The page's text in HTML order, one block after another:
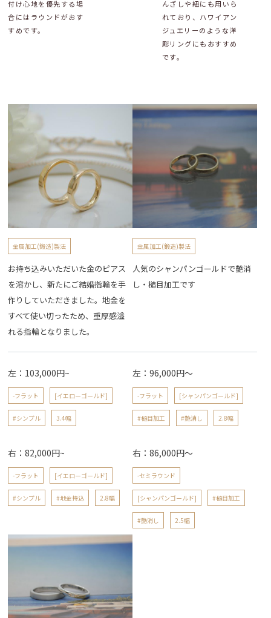
付け心地を優先する場
合にはラウンドがおす
すめです。
んざしや紐にも用いら
れており、ハワイアン
ジュエリーのような洋
彫リングにもおすすめ
です。
金属加工(鍛造)製法
お持ち込みいただいた金のピアス
を溶かし、新たにご結婚指輪を手
作りしていただきました。地金を
すべて使い切ったため、重厚感溢
れる指輪となりました。
左：103,000円~
-フラット [イエローゴールド]
#シンプル 3.4幅
右：82,000円~
-フラット [イエローゴールド]
#シンプル #地金持込 2.8幅
金属加工(鍛造)製法
人気のシャンパンゴールドで艶消
し・槌目加工です
左：96,000円〜
-フラット [シャンパンゴールド]
#槌目加工 #艶消し 2.8幅
右：86,000円〜
-セミラウンド
[シャンパンゴールド] #槌目加工
#艶消し 2.5幅